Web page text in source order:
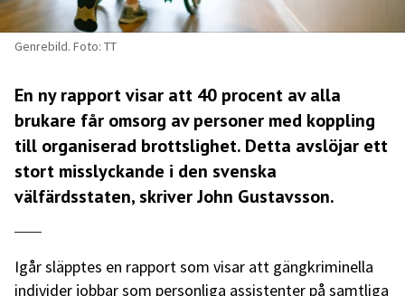
Genrebild. Foto: TT
En ny rapport visar att 40 procent av alla
brukare får omsorg av personer med koppling
till organiserad brottslighet. Detta avslöjar ett
stort misslyckande i den svenska
välfärdsstaten, skriver John Gustavsson.
Igår släpptes en rapport som visar att gängkriminella
individer jobbar som personliga assistenter på samtliga